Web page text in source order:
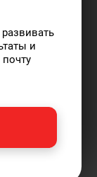
и интеллект
и